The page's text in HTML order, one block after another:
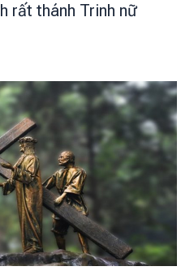
rất thánh Trinh nữ